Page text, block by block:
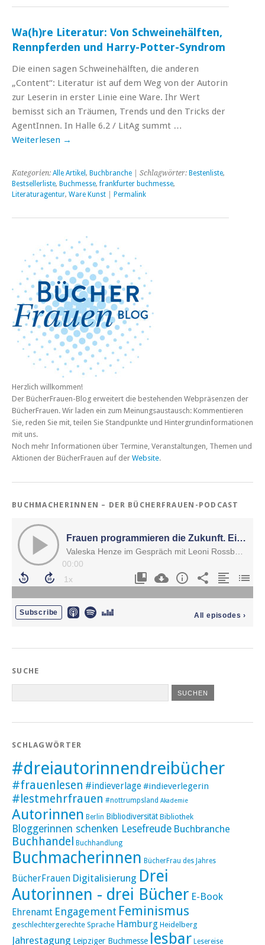
Wa(h)re Literatur: Von Schweinehälften,
Rennpferden und Harry-Potter-Syndrom
Die einen sagen Schweinehälften, die anderen
„Content“: Literatur ist auf dem Weg von der Autorin
zur Leserin in erster Linie eine Ware. Ihr Wert
bemisst sich an Träumen, Trends und den Tricks der
AgentInnen. In Halle 6.2 / LitAg summt …
Weiterlesen →
Kategorien: Alle Artikel , Buchbranche | Schlagwörter: Bestenliste,
Bestsellerliste, Buchmesse,frankfurter buchmesse,
Literaturagentur, Ware Kunst Permalink
Herzlich willkommen!
Der BücherFrauen-Blog erweitert die bestehenden Webpräsenzen der
BücherFrauen. Wir laden ein zum Meinungsaustausch: Kommentieren
Sie, reden Sie mit, teilen Sie Standpunkte und Hintergrundinformationen
mit uns.
Noch mehr Informationen über Termine, Veranstaltungen, Themen und
Aktionen der BücherFrauen auf der Website.
BUCHMACHERINNEN – DER BÜCHERFRAUEN-PODCAST
SUCHE
SCHLAGWÖRTER
#dreiautorinnendreibücher
#frauenlesen #indieverlage#indieverlegerin
#lestmehrfrauen #nottrumpsland Akademie
Autorinnen Berlin Bibliodiversität Bibliothek
Bloggerinnen schenken Lesefreude Buchbranche
Buchhandel Buchhandlung
Buchmacherinnen BücherFrau des Jahres
BücherFrauen Digitalisierung Drei
Autorinnen - drei Bücher E-Book
Ehrenamt Engagement Feminismus
geschlechtergerechte Sprache Hamburg Heidelberg
Jahrestagung Leipziger Buchmesse lesbar Lesereise